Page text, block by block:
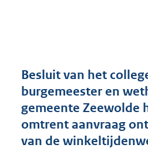
Besluit van het
burgemeester en
gemeente Zeewolde
omtrent aanvraag
van de